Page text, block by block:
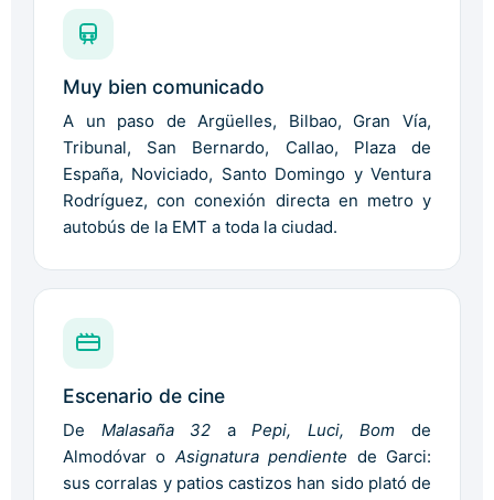
Muy bien comunicado
A un paso de Argüelles, Bilbao, Gran Vía,
Tribunal, San Bernardo, Callao, Plaza de
España, Noviciado, Santo Domingo y Ventura
Rodríguez, con conexión directa en metro y
autobús de la EMT a toda la ciudad.
Escenario de cine
De Malasaña 32 aPepi, Luci, Bom de
Almodóvar o Asignatura pendiente de Garci:
sus corralas y patios castizos han sido plató de